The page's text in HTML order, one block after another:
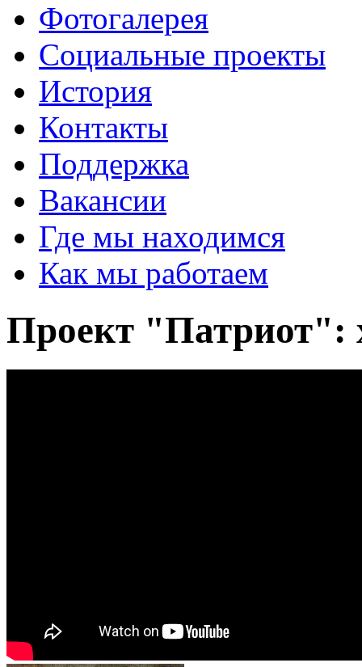
Фотогалерея
Социальные проекты
История
Контакты
Поддержка
Вакансии
Где мы находимся
Как мы работаем
Проект